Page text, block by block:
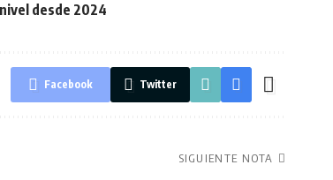
desde 2024
Facebook Twitter
SIGUIENTE NOTA